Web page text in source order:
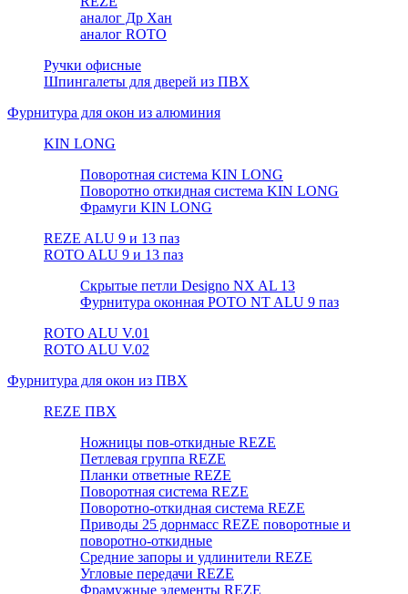
аналог Др Хан
аналог ROTO
Ручки офисные
Шпингалеты для дверей из ПВХ
Фурнитура для окон из алюминия
KIN LONG
Поворотная система KIN LONG
Поворотно откидная система KIN LONG
Фрамуги KIN LONG
REZE ALU 9 и 13 паз
ROTO ALU 9 и 13 паз
Скрытые петли Designo NX AL 13
Фурнитура оконная РОТО NT ALU 9 паз
ROTO ALU V.01
ROTO ALU V.02
Фурнитура для окон из ПВХ
REZE ПВХ
Ножницы пов-откидные REZE
Петлевая группа REZE
Планки ответные REZE
Поворотная система REZE
Поворотно-откидная система REZE
Приводы 25 дорнмасс REZE поворотные и
поворотно-откидные
Средние запоры и удлинители REZE
Угловые передачи REZE
Фрамужные элементы REZE